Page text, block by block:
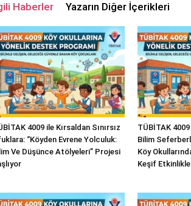
Haberler Yazarın Diğer İçerikleri
4009 ile Kırsaldan Sınırsız
“Köyden Evrene Yolculuk:
Ve Düşünce Atölyeleri” Projesi
TÜBİTAK
Bilim
Köy
Keşif